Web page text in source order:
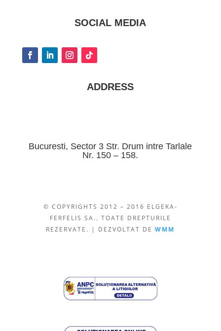
SOCIAL MEDIA
ADDRESS
Bucuresti, Sector 3 Str. Drum intre Tarlale
Nr. 150 – 158.
© COPYRIGHTS 2012 – 2016 ELGEKA-
FERFELIS SA.. TOATE DREPTURILE
REZERVATE. | DEZVOLTAT DEWMM